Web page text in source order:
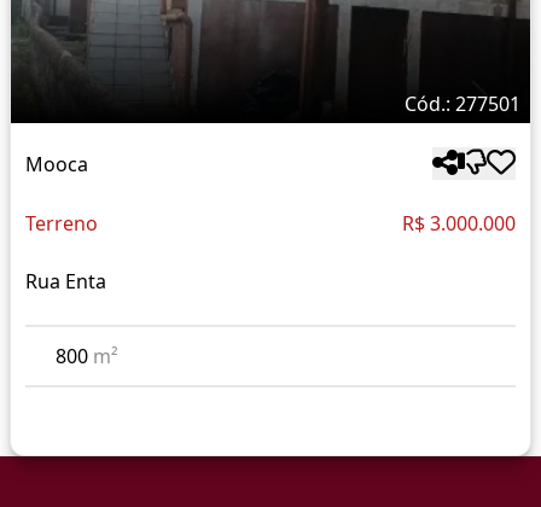
Cód.: 277501
Mooca
Terreno R$ 3.000.000
Rua Enta
800 m²